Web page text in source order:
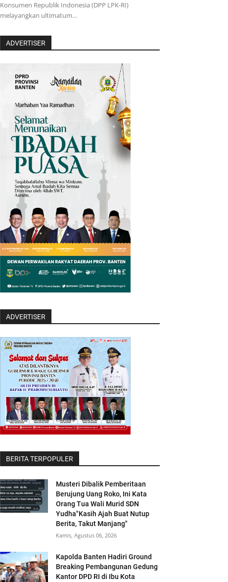
Konsumen Republik Indonesia (DPP LPK-RI)
melayangkan ultimatum…
ADVERTISER
ADVERTISER
BERITA TERPOPULER
Musteri Dibalik Pemberitaan
Berujung Uang Roko, Ini Kata
Orang Tua Wali Murid SDN
Yudha"Kasih Ajah Buat Nutup
Berita, Takut Manjang"
Kamis, Agustus 06, 2026
Kapolda Banten Hadiri Ground
Breaking Pembangunan Gedung
Kantor DPD RI di Ibu Kota